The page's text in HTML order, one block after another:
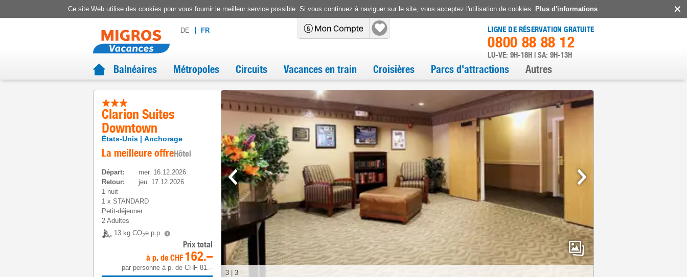
Ce site Web utilise des cookies pour vous fournir le meilleur service possible. Si vous continuez à naviguer sur le site, vous acceptez l'utilisation de cookies. Plus d'informations
DE FR LIGNE DE RÉSERVATION GRATUITE
0800 88 88 12
LU-VE: 9H-18H | SA: 9H-13H
Balnéaires Métropoles Circuits Vacances en train Croisières Parcs d'attractions Autres
Clarion Suites
Downtown
États-Unis Anchorage
La meilleure offreHôtel
Départ:
mer. 16.12.2026
Retour:
jeu. 17.12.2026
1 nuit
1 x STANDARD
Petit-déjeuner
2 Adultes
13 kg CO2e p.p.
Prix total
à p. de CHF 162.–
par personne à p. de CHF 81.–
3 3